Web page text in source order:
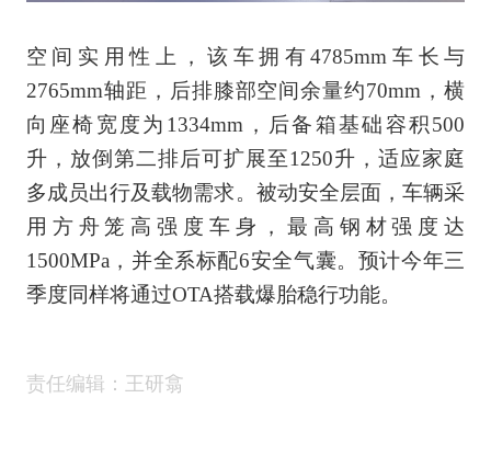
空间实用性上，该车拥有4785mm车长与
2765mm轴距，后排膝部空间余量约70mm，横
向座椅宽度为1334mm，后备箱基础容积500
升，放倒第二排后可扩展至1250升，适应家庭
多成员出行及载物需求。被动安全层面，车辆采
用方舟笼高强度车身，最高钢材强度达
1500MPa，并全系标配6安全气囊。预计今年三
季度同样将通过OTA搭载爆胎稳行功能。
责任编辑：王研翕